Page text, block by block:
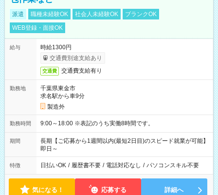
派遣 職種未経験OK 社会人未経験OK
ブランクOK
WEB登録・面接OK
給与
時給1300円
交通費別途支給あり
交通費 交通費支給有り
勤務地
千葉県東金市
求名駅から車9分
製造外
勤務時間 9:00～18:00 ※表記のうち実働8時間です。
期間
長期【ご応募から1週間以内(最短2日目)のスピード就業が可能】
即日～
特徴 日払いOK / 履歴書不要 / 電話対応なし / パソコンスキル不要
気になる！ 応募する 詳細へ